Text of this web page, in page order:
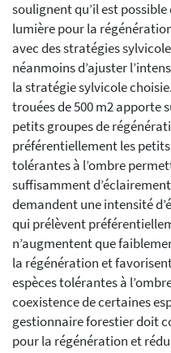
soulignent qu’il est
lumière pour la
avec des stratégies
néanmoins d’ajuster
la stratégie sylvicole
trouées de 500 m2 apporte
petits groupes de
préférentiellement les
tolérantes à l’ombre
suffisamment
demandent une intensité
qui prélèvent
n’augmentent que
la régénération et
espèces tolérantes à
coexistence de certaines
gestionnaire forestier doit
pour la régénération et